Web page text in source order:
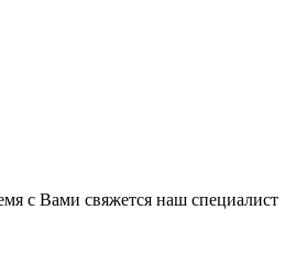
с Вами свяжется наш специалист